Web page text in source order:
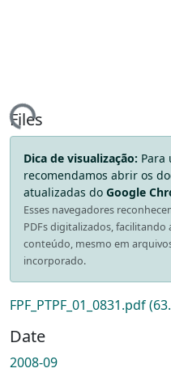
Files
Dica de visualização: Para
recomendamos abrir os
atualizadas do Google
Esses navegadores
PDFs digitalizados, facilitando
conteúdo, mesmo em
incorporado.
FPF_PTPF_01_0831.pdf
Date
2008-09